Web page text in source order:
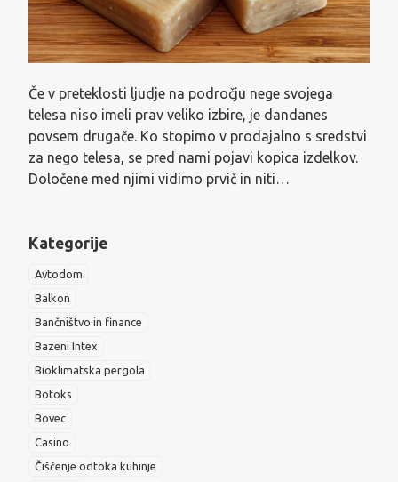
Če v preteklosti ljudje na področju nege svojega
telesa niso imeli prav veliko izbire, je dandanes
povsem drugače. Ko stopimo v prodajalno s sredstvi
za nego telesa, se pred nami pojavi kopica izdelkov.
Določene med njimi vidimo prvič in niti…
Kategorije
Avtodom
Balkon
Bančništvo in finance
Bazeni Intex
Bioklimatska pergola
Botoks
Bovec
Casino
Čiščenje odtoka kuhinje